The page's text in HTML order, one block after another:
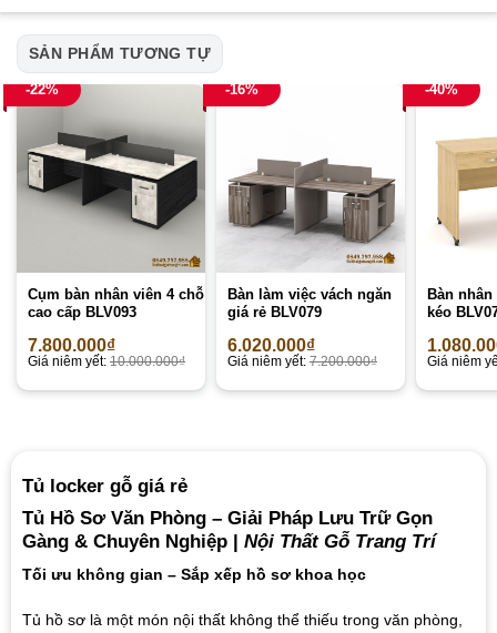
SẢN PHẨM TƯƠNG TỰ
-22%
Cụm bàn nhân viên 4 chỗ
cao cấp BLV093
7.800.000₫
Giá niêm yết: 10.000.000₫
-16%
Bàn làm việc vách ngăn
giá rẻ BLV079
6.020.000₫
Giá niêm yết: 7.200.000₫
-40%
Bàn
kéo
Giá niêm
Tủ locker gỗ giá rẻ
Tủ Hồ Sơ Văn Phòng – Giải Pháp Lưu Trữ Gọn
Gàng & Chuyên Nghiệp | Nội Thất Gỗ Trang Trí
Tối ưu không gian – Sắp xếp hồ sơ khoa học
Tủ hồ sơ là một món nội thất không thể thiếu trong văn phòng,